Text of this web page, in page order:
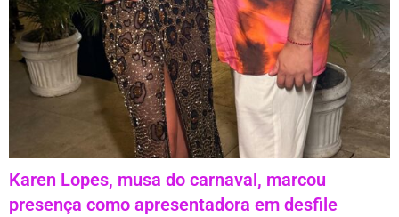
Karen Lopes, musa do carnaval, marcou
presença como apresentadora em desfile